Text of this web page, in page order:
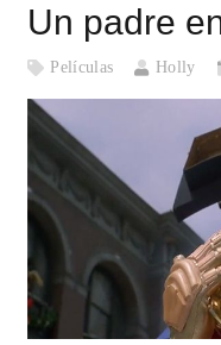
Un padre
Películas Holly